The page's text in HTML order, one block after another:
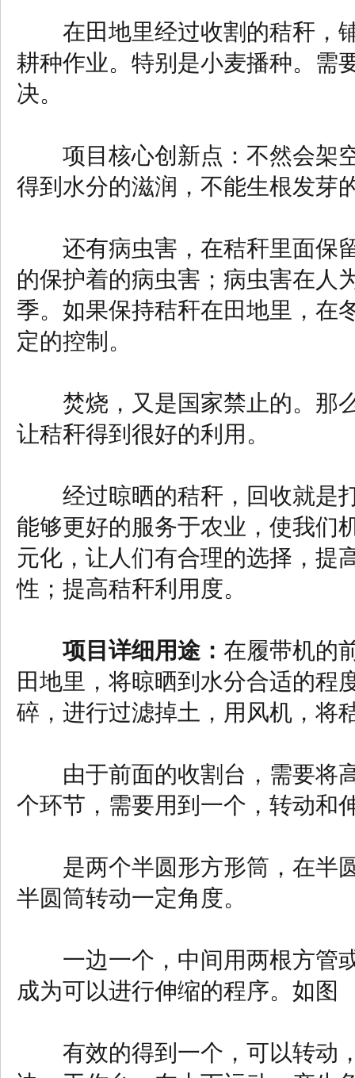
在田地里经过收割的秸秆，
耕种作业。特别是小麦播种。需
决。
项目核心创新点：不然会架
得到水分的滋润，不能生根发芽
还有病虫害，在秸秆里面保
的保护着的病虫害；病虫害在人
季。如果保持秸秆在田地里，在
定的控制。
焚烧，又是国家禁止的。那
让秸秆得到很好的利用。
经过晾晒的秸秆，回收就是
能够更好的服务于农业，使我们
元化，让人们有合理的选择，提
性；提高秸秆利用度。
项目详细用途： 在履带机的
田地里，将晾晒到水分合适的程
碎，进行过滤掉土，用风机，将
由于前面的收割台，需要将
个环节，需要用到一个，转动和
是两个半圆形方形筒，在半
半圆筒转动一定角度。
一边一个，中间用两根方管
成为可以进行伸缩的程序。如图
有效的得到一个，可以转动